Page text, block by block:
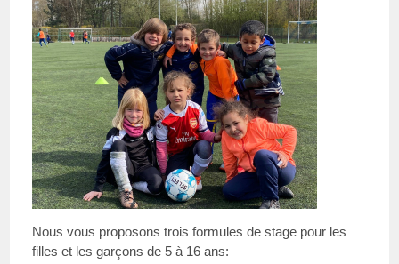
Nous vous proposons trois formules de stage pour les
filles et les garçons de 5 à 16 ans: